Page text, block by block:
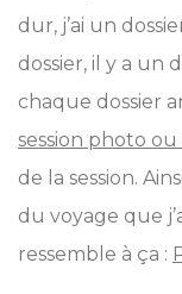
dur, j’ai un
dossier, il y a un
chaque dossier
session photo ou
de la session.
du voyage que
ressemble à ça :